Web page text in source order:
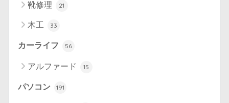
靴修理 21
木工 33
カーライフ 56
アルファード 15
パソコン 191